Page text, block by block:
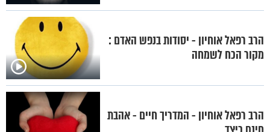
הרב רפאל אוחיון - יסודות בנפש האדם :
מקור הכח לשמחה
הרב רפאל אוחיון - המדריך חיים - אהבת